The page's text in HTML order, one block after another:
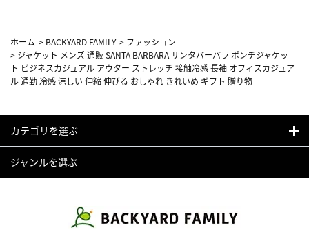
ホーム > BACKYARD FAMILY > ファッション
> ジャケット メンズ 通販 SANTA BARBARA サンタバーバラ ポンチジャケッ
ト ビジネスカジュアル アウター ストレッチ 接触冷感 長袖 オフィスカジュア
ル 通勤 冷感 涼しい 伸縮 伸びる おしゃれ きれいめ ギフト 贈り物
カテゴリを選ぶ
ジャンルを選ぶ